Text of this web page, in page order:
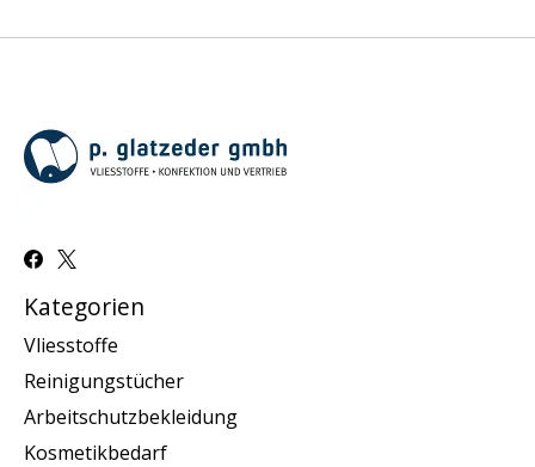
Kategorien
Vliesstoffe
Reinigungstücher
Arbeitschutzbekleidung
Kosmetikbedarf